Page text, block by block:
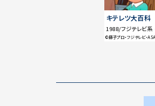
キテレツ大百科
1988/フジテレビ
©藤子プロ・フジテレビ・